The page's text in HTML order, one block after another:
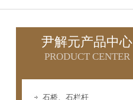
尹解元产品中心
PRODUCT CENTER
石桥、石栏杆